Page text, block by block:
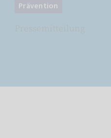
Prävention
Pressemitteilung